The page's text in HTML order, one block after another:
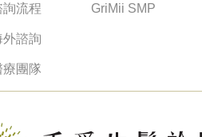
詢流程
外諮詢
療團隊
GriMii SMP